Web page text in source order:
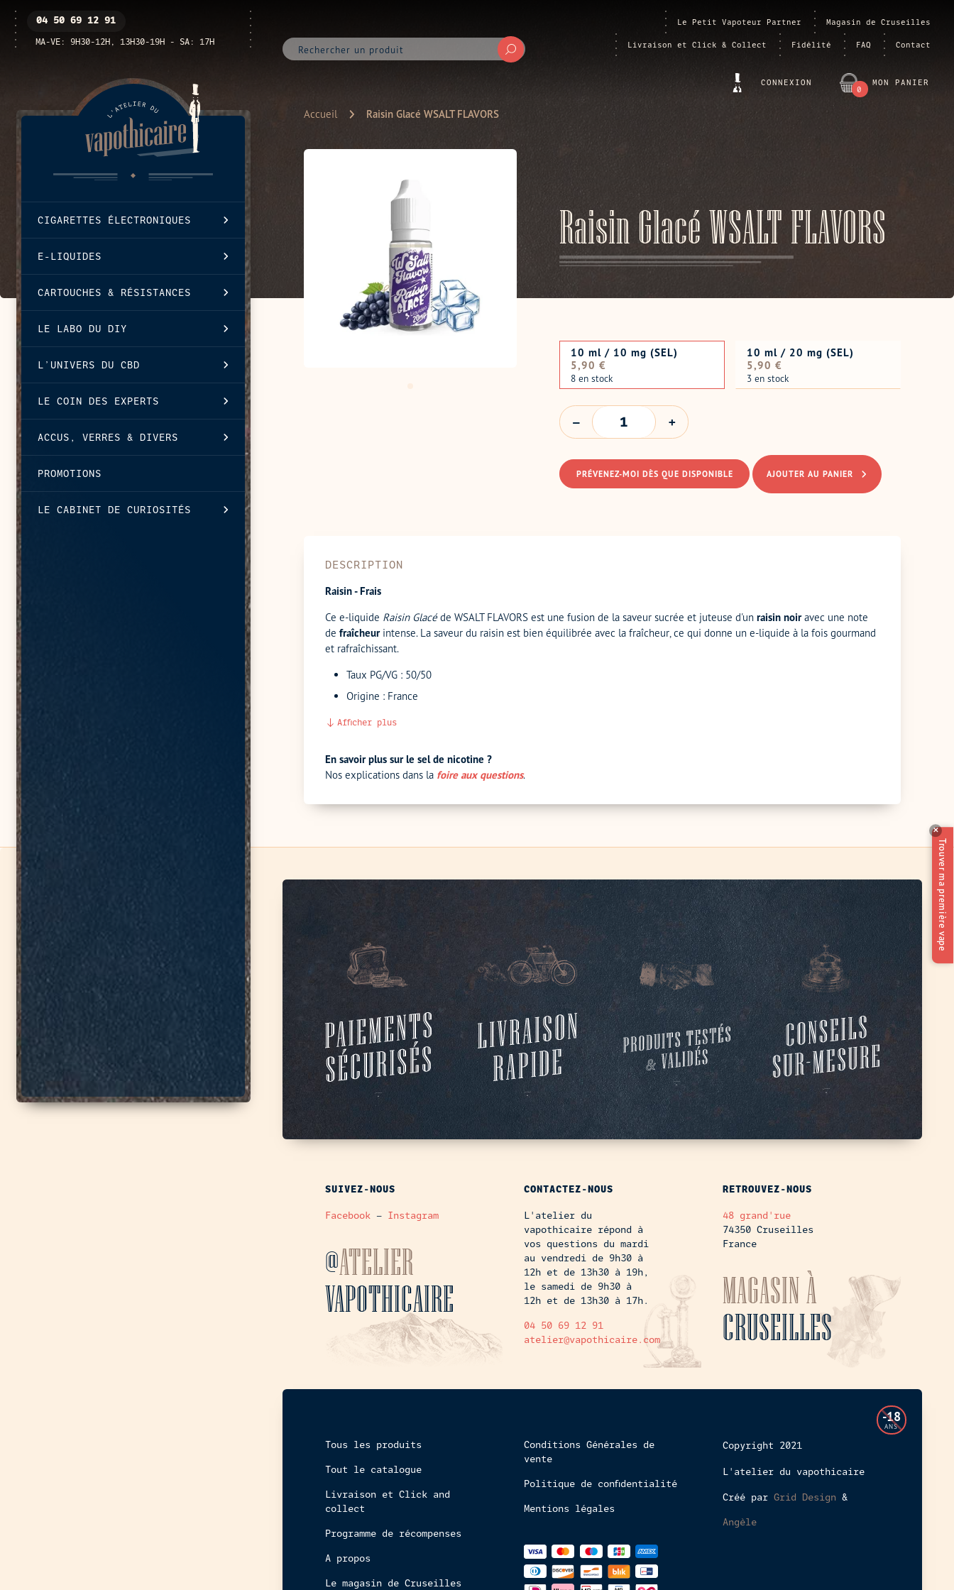
contenu
04 50 69 12 91
MA-VE: 9H30-12H, 13H30-19H - SA: 17H
CIGARETTES ÉLECTRONIQUES
E-LIQUIDES
CARTOUCHES & RÉSISTANCES
LE LABO DU DIY
L’UNIVERS DU CBD
LE COIN DES EXPERTS
ACCUS, VERRES & DIVERS
PROMOTIONS
LE CABINET DE CURIOSITÉS
fermer
Le Petit Vapoteur Partner Magasin de Cruseilles
Livraison et Click & Collect Fidélité FAQ Contact
Soumettre
CONNEXION MON PANIER
0
ARTICLE
Accueil Raisin Glacé WSALT FLAVORS
Raisin Glacé WSALT FLAVORS
10 ml / 10 mg (SEL)
Prix
normal
5,90 €
8 en stock
10 ml / 20 mg (SEL)
Prix
normal
5,90 €
3 en stock
QUANTITÉ
PRÉVENEZ-MOI DÈS QUE DISPONIBLE AJOUTER AU PANIER
DESCRIPTION
Raisin - Frais
Ce e-liquide Raisin Glacéde WSALT FLAVORS est une fusion de la saveur sucrée et juteuse d'un raisin noiravec une note
de fraîcheurintense. La saveur du raisin est bien équilibrée avec la fraîcheur, ce qui donne un e-liquide à la fois gourmand
et rafraîchissant.
Taux PG/VG : 50/50
Origine : France
Afficher plus
En savoir plus sur le sel de nicotine ?
Nos explications dans la foire aux questions.
SUIVEZ-NOUS
Facebook – Instagram
@ATELIER
VAPOTHICAIRE
CONTACTEZ-NOUS
L'atelier du
vapothicaire répond à
vos questions du mardi
au vendredi de 9h30 à
12h et de 13h30 à 19h,
le samedi de 9h30 à
12h et de 13h30 à 17h.
04 50 69 12 91
atelier@vapothicaire.com
RETROUVEZ-NOUS
48 grand'rue
74350 Cruseilles
France
MAGASIN À
CRUSEILLES
Tous les produits
Tout le catalogue
Livraison et Click and
collect
Programme de récompenses
A propos
Le magasin de Cruseilles
Conditions Générales de
vente
Politique de confidentialité
Mentions légales
Méthodes
de
paiements
Copyright 2021
L'atelier du vapothicaire
Créé parGrid Design &
Angèle
L'accès
à
-18
ANS
✕
Trouver ma première vape